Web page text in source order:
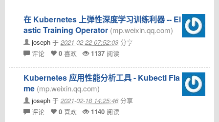
在 Kubernetes 上弹性深度学习训练利器 -- El
astic Training Operator (mp.weixin.qq.com)
joseph 于 2021-02-22 07:52:03 分享
评论
0 喜欢 1137 阅读
Kubernetes 应用性能分析工具 - Kubectl Fla
me (mp.weixin.qq.com)
joseph 于 2021-02-18 14:25:46 分享
评论
0 喜欢 1140 阅读